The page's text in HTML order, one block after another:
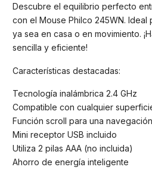
Descubre el equilibrio perfecto
con el Mouse Philco 245WN. Ideal
ya sea en casa o en movimiento.
sencilla y eficiente!
Características destacadas:
Tecnología inalámbrica 2.4 GHz
Compatible con cualquier
Función scroll para una
Mini receptor USB incluido
Utiliza 2 pilas AAA (no incluida)
Ahorro de energía inteligente